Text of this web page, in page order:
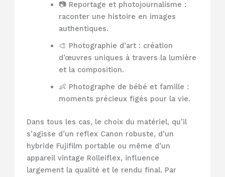
📷 Reportage et photojournalisme :
raconter une histoire en images
authentiques.
🎨 Photographie d’art : création
d’œuvres uniques à travers la lumière
et la composition.
👶 Photographe de bébé et famille :
moments précieux figés pour la vie.
Dans tous les cas, le choix du matériel, qu’il
s’agisse d’un reflex Canon robuste, d’un
hybride Fujifilm portable ou même d’un
appareil vintage Rolleiflex, influence
largement la qualité et le rendu final. Par